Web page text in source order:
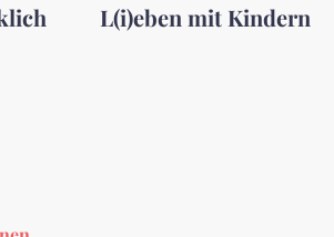
L(i)eben mit Kindern